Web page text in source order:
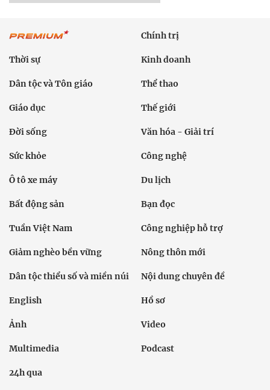
Chính trị
Thời sự Kinh doanh
Dân tộc và Tôn giáo Thể thao
Giáo dục Thế giới
Đời sống Văn hóa - Giải trí
Sức khỏe Công nghệ
Ô tô xe máy Du lịch
Bất động sản Bạn đọc
Tuần Việt Nam Công nghiệp hỗ trợ
Giảm nghèo bền vững Nông thôn mới
Dân tộc thiểu số và miền núi Nội dung chuyên đề
English Hồ sơ
Ảnh Video
Multimedia Podcast
24h qua